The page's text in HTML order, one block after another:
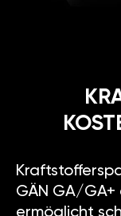
GÄN GA/